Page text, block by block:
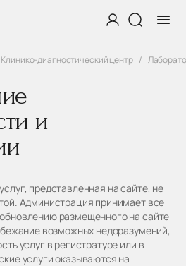
Клинико-диагностический центр
и
представленная на сайте, не
Администрация принимает все
размещенного на сайте
возможных недоразумений,
услуг в регистратуре или в
услуги оказываются на